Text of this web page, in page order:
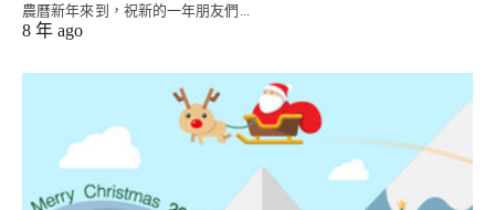
農曆新年來到，祝新的一年朋友們...
8 年 ago